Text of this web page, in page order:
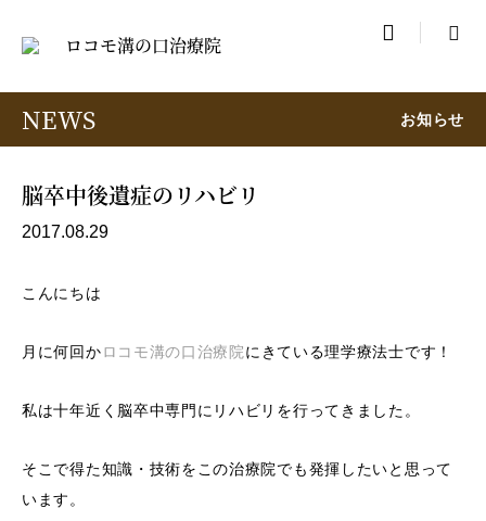

NEWS お知らせ
脳卒中後遺症のリハビリ
2017.08.29
こんにちは
月に何回かロコモ溝の口治療院にきている理学療法士です！
私は十年近く脳卒中専門にリハビリを行ってきました。
そこで得た知識・技術をこの治療院でも発揮したいと思って
います。